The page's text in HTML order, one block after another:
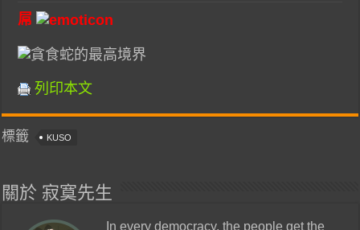
屌
列印本文
標籤 KUSO
關於 寂寞先生
In every democracy, the people get the